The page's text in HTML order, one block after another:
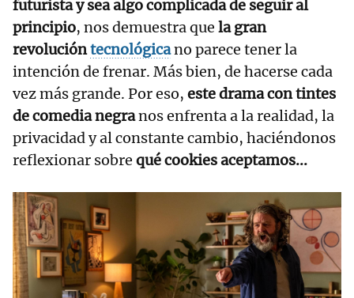
futurista y sea algo complicada de seguir al
principio, nos demuestra que la gran
revolucióntecnológicano parece tener la
intención de frenar. Más bien, de hacerse cada
vez más grande. Por eso, este drama con tintes
de comedia negranos enfrenta a la realidad, la
privacidad y al constante cambio, haciéndonos
reflexionar sobre qué cookies aceptamos...